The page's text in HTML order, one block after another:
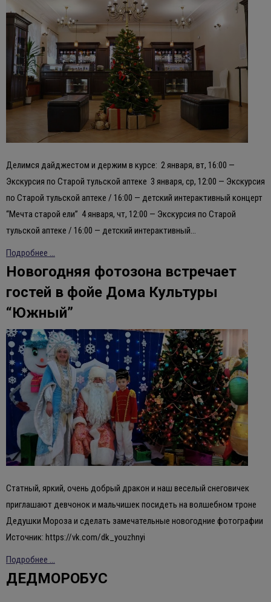
Делимся дайджестом и держим в курсе: 2 января, вт, 16:00 —
Экскурсия по Старой тульской аптеке 3 января, ср, 12:00 — Экскурсия
по Старой тульской аптеке / 16:00 — детский интерактивный концерт
“Мечта старой ели” 4 января, чт, 12:00 — Экскурсия по Старой
тульской аптеке / 16:00 — детский интерактивный…
Подробнее ...
Новогодняя фотозона встречает
гостей в фойе Дома Культуры
“Южный”
Статный, яркий, очень добрый дракон и наш веселый снеговичек
приглашают девчонок и мальчишек посидеть на волшебном троне
Дедушки Мороза и сделать замечательные новогодние фотографии
Источник: https://vk.com/dk_youzhnyi
Подробнее ...
ДЕДМОРОБУС